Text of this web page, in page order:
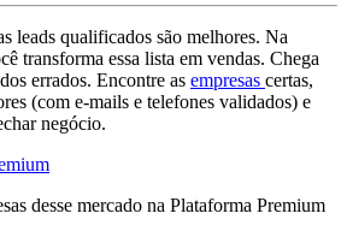
leads qualificados são melhores. Na
transforma essa lista em vendas. Chega
errados. Encontre as empresas certas,
(com e-mails e telefones validados) e
negócio.
desse mercado na Plataforma Premium